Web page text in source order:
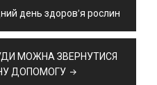
день здоров’я рослин
МОЖНА ЗВЕРНУТИСЯ
ДОПОМОГУ